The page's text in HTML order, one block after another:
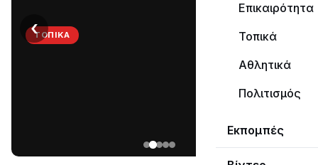
Επικαιρότητα
Τοπικά
Αθλητικά
Πολιτισμός
Εκπομπές
ΤΟΠΙΚΆ
‹